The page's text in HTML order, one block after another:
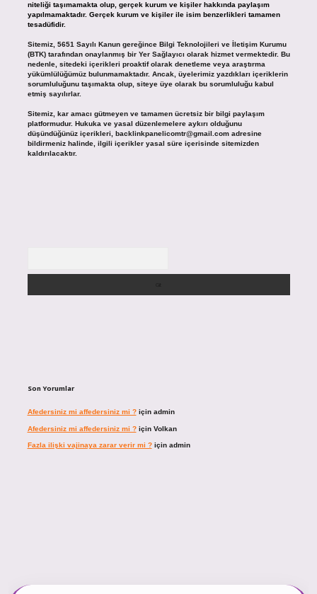
niteliği taşımamakta olup, gerçek kurum ve kişiler hakkında paylaşım
yapılmamaktadır. Gerçek kurum ve kişiler ile isim benzerlikleri tamamen
tesadüfidir.
Sitemiz, 5651 Sayılı Kanun gereğince Bilgi Teknolojileri ve İletişim Kurumu
(BTK) tarafından onaylanmış bir Yer Sağlayıcı olarak hizmet vermektedir. Bu
nedenle, sitedeki içerikleri proaktif olarak denetleme veya araştırma
yükümlülüğümüz bulunmamaktadır. Ancak, üyelerimiz yazdıkları içeriklerin
sorumluluğunu taşımakta olup, siteye üye olarak bu sorumluluğu kabul
etmiş sayılırlar.
Sitemiz, kar amacı gütmeyen ve tamamen ücretsiz bir bilgi paylaşım
platformudur. Hukuka ve yasal düzenlemelere aykırı olduğunu
düşündüğünüz içerikleri, backlinkpanelicomtr@gmail.comadresine
bildirmeniz halinde, ilgili içerikler yasal süre içerisinde sitemizden
kaldırılacaktır.
Son Yorumlar
Afedersiniz mi affedersiniz mi ?için admin
Afedersiniz mi affedersiniz mi ?için Volkan
Fazla ilişki vajinaya zarar verir mi ?için admin